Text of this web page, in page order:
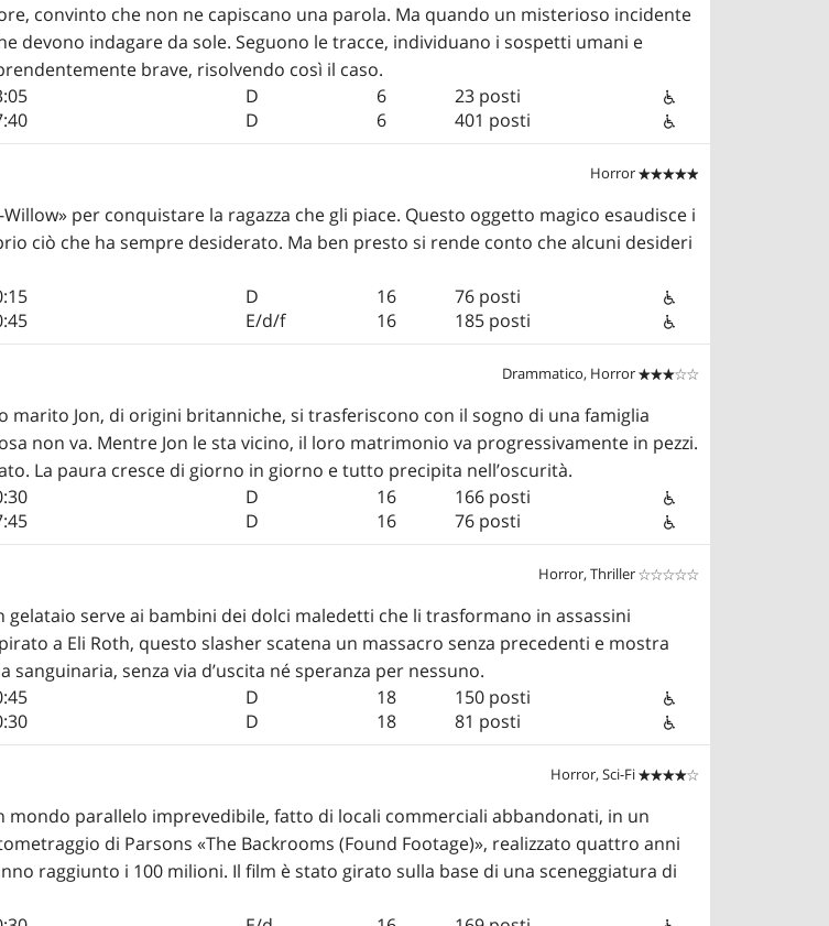
convinto che non ne capiscano una parola. Ma quando un misterioso incidente
devono indagare da sole. Seguono le tracce, individuano i sospetti umani e
brave, risolvendo così il caso.
D 6
23 posti
D 6 401 posti
Horror 

per conquistare la ragazza che gli piace. Questo oggetto magico esaudisce i
ciò che ha sempre desiderato. Ma ben presto si rende conto che alcuni desideri
D 16
76 posti
E/d/f 16 185 posti
Drammatico, Horror 

marito Jon, di origini britanniche, si trasferiscono con il sogno di una famiglia
non va. Mentre Jon le sta vicino, il loro matrimonio va progressivamente in pezzi.
La paura cresce di giorno in giorno e tutto precipita nell’oscurità.
D 16
166 posti
D 16 76 posti
Horror, Thriller 

serve ai bambini dei dolci maledetti che li trasformano in assassini
a Eli Roth, questo slasher scatena un massacro senza precedenti e mostra
senza via d’uscita né speranza per nessuno.
D 18
150 posti
D 18 81 posti
Horror, Sci-Fi 

mondo parallelo imprevedibile, fatto di locali commerciali abbandonati, in un
di Parsons «The Backrooms (Found Footage)», realizzato quattro anni
raggiunto i 100 milioni. Il film è stato girato sulla base di una sceneggiatura di